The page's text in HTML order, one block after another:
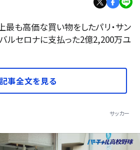
最も高価な買い物をしたパリ・サン
ルセロナに支払った2億2,200万ユ
記事全文を見る
サッカー